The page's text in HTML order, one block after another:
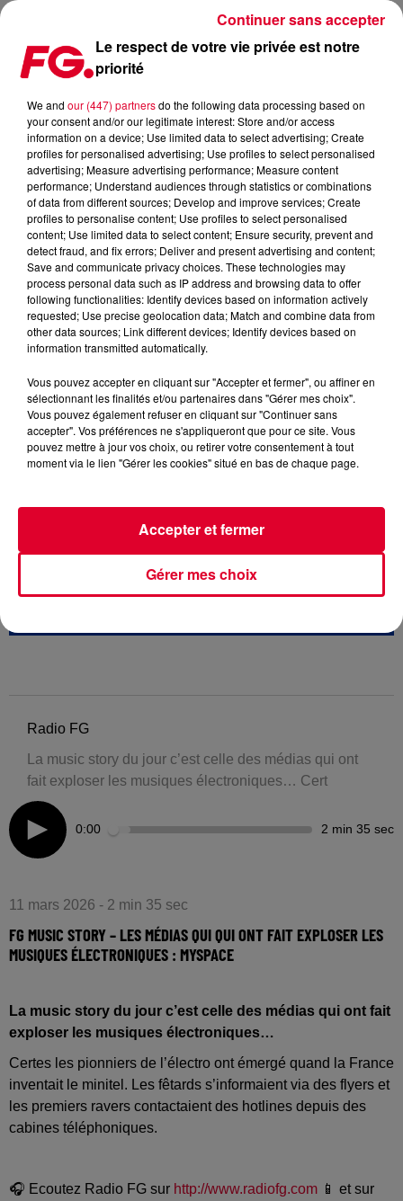
FG MUSIC STORY – LES MÉDIAS QUI QUI ONT FAIT EXPLOSER
Radio FG
La music story du jour c’est celle des médias qui ont
fait exploser les musiques électroniques… Cert
0:00 2 min 35 sec
11 mars 2026 - 2 min 35 sec
FG MUSIC STORY – LES MÉDIAS QUI QUI ONT FAIT EXPLOSER LES
MUSIQUES ÉLECTRONIQUES : MYSPACE
La music story du jour c’est celle des médias qui ont fait
exploser les musiques électroniques…
Certes les pionniers de l’électro ont émergé quand la France
inventait le minitel. Les fêtards s’informaient via des flyers et
les premiers ravers contactaient des hotlines depuis des
cabines téléphoniques.
🎧 Ecoutez Radio FG sur http://www.radiofg.com 📱 et sur
Le respect de votre vie privée est notre
priorité
We and our (447) partnersdo the following data processing based on
your consent and/or our legitimate interest: Store and/or access
information on a device; Use limited data to select advertising; Create
profiles for personalised advertising; Use profiles to select personalised
advertising; Measure advertising performance; Measure content
performance; Understand audiences through statistics or combinations
of data from different sources; Develop and improve services; Create
profiles to personalise content; Use profiles to select personalised
content; Use limited data to select content; Ensure security, prevent and
detect fraud, and fix errors; Deliver and present advertising and content;
Save and communicate privacy choices. These technologies may
process personal data such as IP address and browsing data to offer
following functionalities: Identify devices based on information actively
requested; Use precise geolocation data; Match and combine data from
other data sources; Link different devices; Identify devices based on
information transmitted automatically.
Vous pouvez accepter en cliquant sur "Accepter et fermer", ou affiner en
sélectionnant les finalités et/ou partenaires dans "Gérer mes choix".
Vous pouvez également refuser en cliquant sur "Continuer sans
accepter". Vos préférences ne s'appliqueront que pour ce site. Vous
pouvez mettre à jour vos choix, ou retirer votre consentement à tout
moment via le lien "Gérer les cookies" situé en bas de chaque page.
Gérer mes choix
Accepter et fermer
Continuer sans accepter